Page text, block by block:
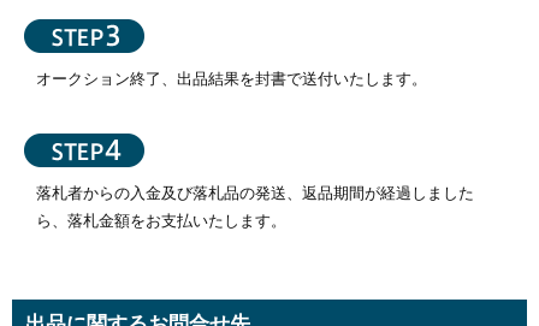
オークション終了、出品結果を封書で送付いたします。
落札者からの入金及び落札品の発送、返品期間が経過しました
ら、落札金額をお支払いたします。